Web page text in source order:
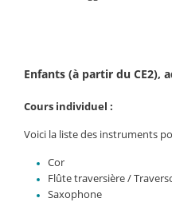
Enfants (à partir du CE2),
Cours individuel :
Voici la liste des instruments
Cor
Flûte traversière /
Saxophone